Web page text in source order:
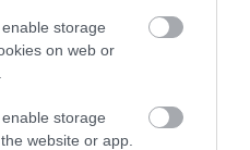
storage
on web or
storage
website or app.